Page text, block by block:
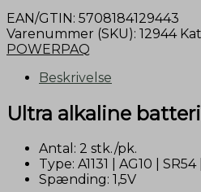
EAN/GTIN: 5708184129443
Varenummer (SKU): 12944
POWERPAQ
Beskrivelse
Ultra alkaline batteri
Antal: 2 stk./pk.
Type: A1131 | AG10 |
Spænding: 1,5V